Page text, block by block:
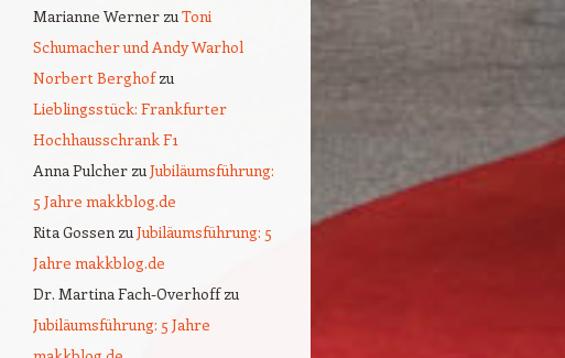
Marianne Werner zuToni
Schumacher und Andy Warhol
Norbert Berghofzu
Lieblingsstück: Frankfurter
Hochhausschrank F1
Anna Pulcher zuJubiläumsführung:
5 Jahre makkblog.de
Rita Gossen zuJubiläumsführung: 5
Jahre makkblog.de
Dr. Martina Fach-Overhoffzu
Jubiläumsführung: 5 Jahre